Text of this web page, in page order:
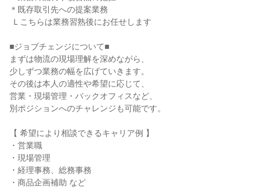
＊既存取引先への提案業務
■ジョブチェンジについて■
まずは物流の現場理解を深めながら、
少しずつ業務の幅を広げていきます。
その後は本人の適性や希望に応じて、
営業・現場管理・バックオフィスなど、
別ポジションへのチャレンジも可能です。
【 希望により相談できるキャリア例 】
・営業職
・現場管理
・経理事務、総務事務
・商品企画補助 など